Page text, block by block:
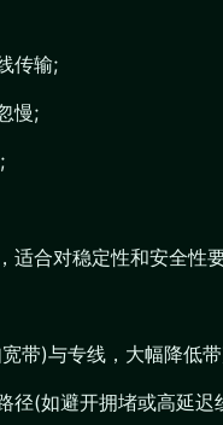
传输;
慢;
合对稳定性和安全性
带)与专线，大幅降低带
(如避开拥堵或高延迟